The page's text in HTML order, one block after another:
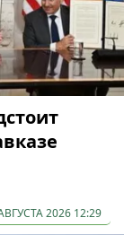
2026 12:29